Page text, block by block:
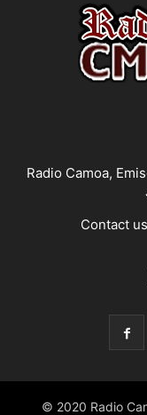
Radio Camoa,
Contact
© 2020 Radio